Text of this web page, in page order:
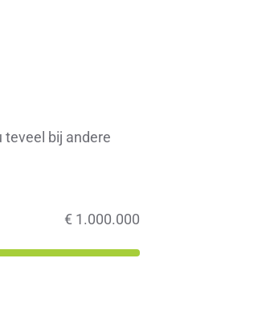
teveel bij andere
€ 1.000.000